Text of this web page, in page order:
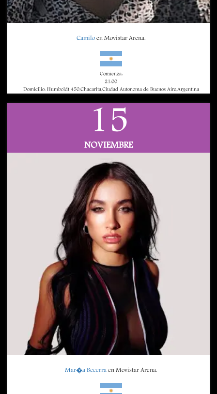
Camiloen Movistar Arena.
Comienza:
21:00
Domicilio: Humboldt 450,Chacarita,Ciudad Autonoma de Buenos Aire,Argentina
15
NOVIEMBRE
Mar�a Becerraen Movistar Arena.